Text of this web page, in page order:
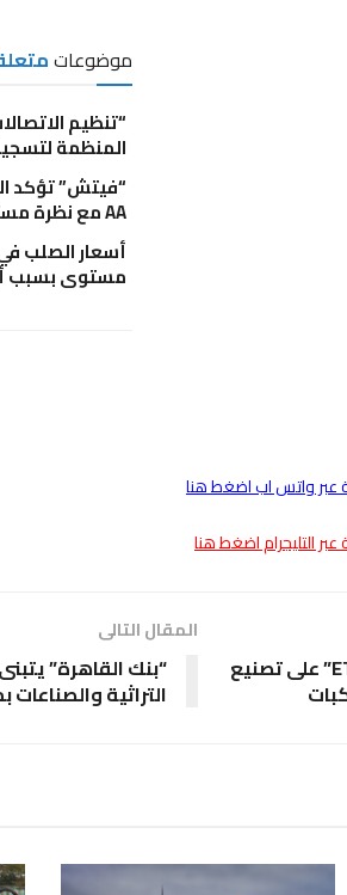
موضوعات
“تنظيم
المنظمة
“فيتش” تؤكد
AA مع نظرة مستقبلية مستقرة
أسعار الصلب
مستوى بسبب
عبر واتس اب اضغط هنا
عبر التليجرام اضغط هنا
“معهد الاتصالات” تتفق مع “ETIT” على تصنيع
المقال التالى
“بنك القاهرة”
التراثية